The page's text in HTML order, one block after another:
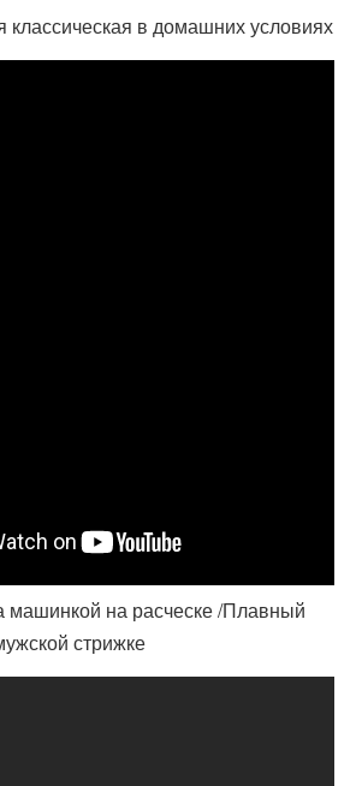
классическая в домашних условиях
машинкой на расческе /Плавный
стрижке